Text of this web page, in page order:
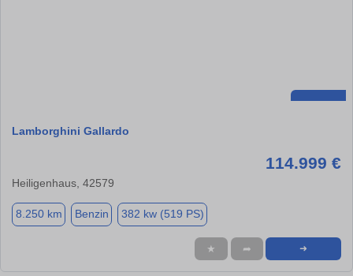
Lamborghini Gallardo
114.999 €
Heiligenhaus, 42579
8.250 km Benzin 382 kw (519 PS)
★ ➦ ➜